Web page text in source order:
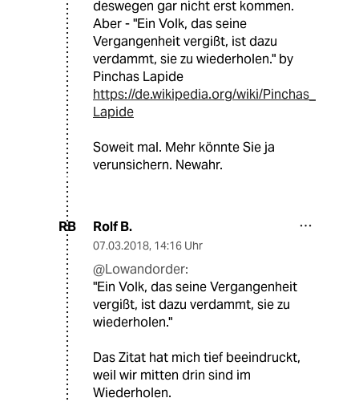
deswegen gar nicht erst kommen.
Aber - "Ein Volk, das seine
Vergangenheit vergißt, ist dazu
verdammt, sie zu wiederholen." by
Pinchas Lapide
https://de.wikipedia.org/wiki/Pinchas_
Lapide
Soweit mal. Mehr könnte Sie ja
verunsichern. Newahr.
RB Rolf B.
07.03.2018, 14:16 Uhr
@Lowandorder:
"Ein Volk, das seine Vergangenheit
vergißt, ist dazu verdammt, sie zu
wiederholen."
Das Zitat hat mich tief beeindruckt,
weil wir mitten drin sind im
Wiederholen.